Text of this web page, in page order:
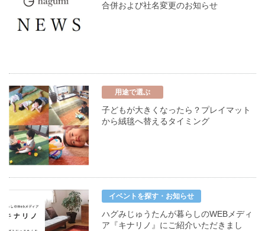
合併および社名変更のお知らせ
用途で選ぶ
子どもが大きくなったら？プレイマット
から絨毯へ替えるタイミング
イベントを探す・お知らせ
ハグみじゅうたんが暮らしのWEBメディ
ア『キナリノ』にご紹介いただきまし